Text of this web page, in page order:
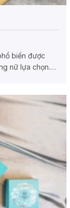
biến được
nữ lựa chọn.